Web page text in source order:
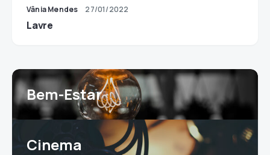
Vânia Mendes 27/01/2022
Lavre
Bem-Estar
Cinema